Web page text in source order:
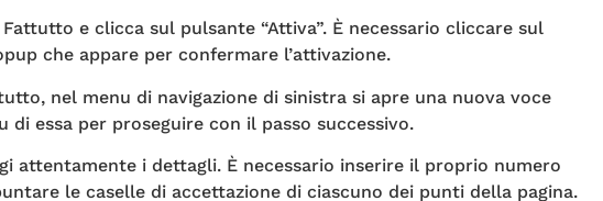
e clicca sul pulsante “Attiva”. È necessario cliccare sul
che appare per confermare l’attivazione.
nel menu di navigazione di sinistra si apre una nuova voce
di essa per proseguire con il passo successivo.
attentamente i dettagli. È necessario inserire il proprio numero
le caselle di accettazione di ciascuno dei punti della pagina.